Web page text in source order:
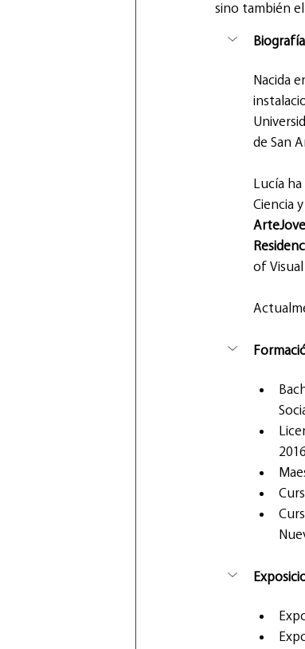
sino también
Biografía
Nacida
de San
Lucía
Ciencia
of Visual